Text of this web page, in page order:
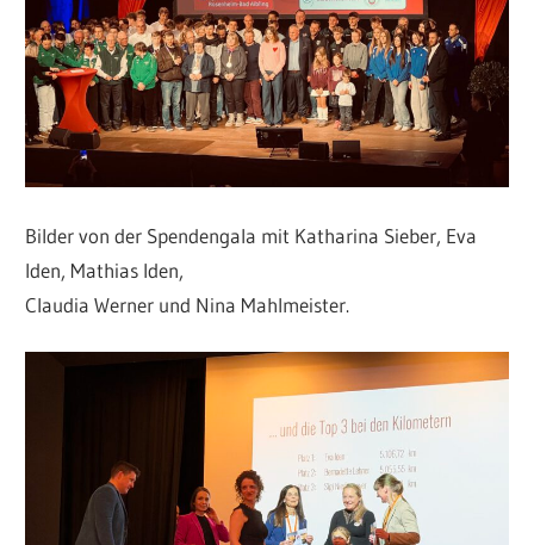
Bilder von der Spendengala mit Katharina Sieber, Eva
Iden, Mathias Iden,
Claudia Werner und Nina Mahlmeister.